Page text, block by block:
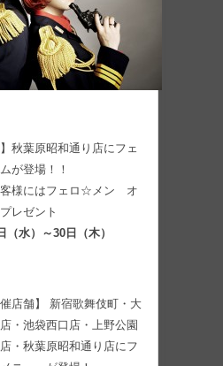
秋葉原昭和通り店にフェ
が登場！！
客様にはフェロ☆メン オ
レゼント
（水）～30日（木）
店舗】 新宿歌舞伎町・大
・池袋西口店・上野公園
・秋葉原昭和通り店にフ